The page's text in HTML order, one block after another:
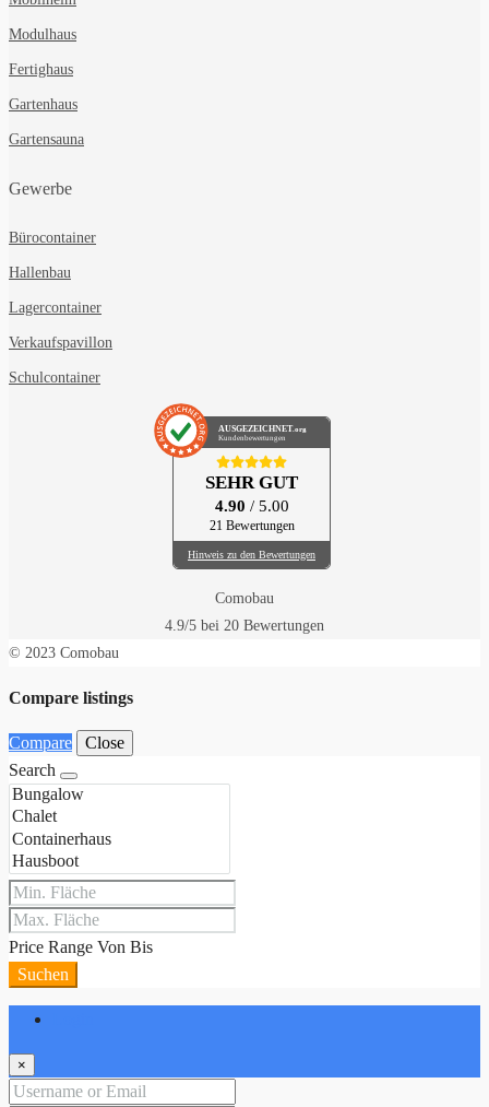
Modulhaus
Fertighaus
Gartenhaus
Gartensauna
Gewerbe
Bürocontainer
Hallenbau
Lagercontainer
Verkaufspavillon
Schulcontainer
AUSGEZEICHNET.org
Kundenbewertungen
SEHR GUT
4.90 / 5.00
21 Bewertungen
Hinweis zu den Bewertungen
Comobau
4.9/5 bei 20 Bewertungen
© 2023 Comobau
Compare listings
Compare
Close
Search
Price Range Von Bis
Suchen
×